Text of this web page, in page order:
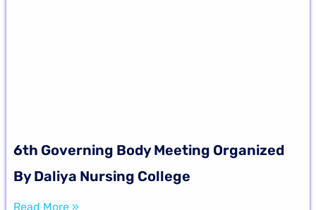
6th Governing Body Meeting Organized
By Daliya Nursing College
Read More »